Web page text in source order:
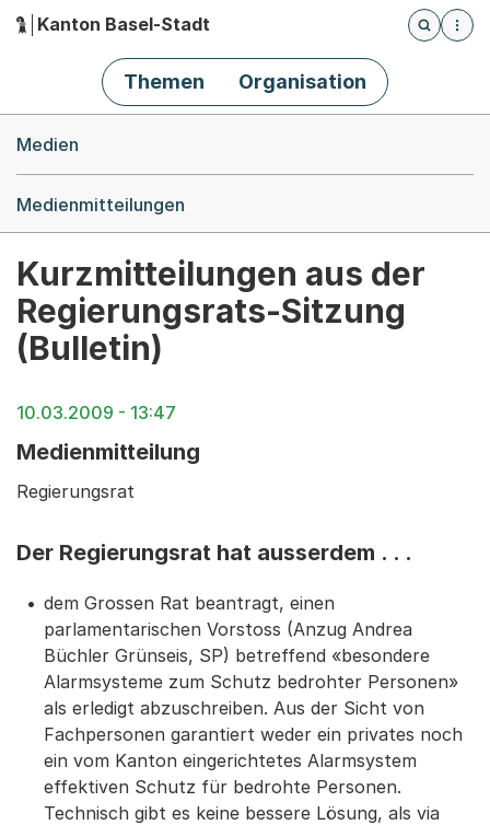
Hauptnavigation
Kanton Basel-Stadt
Öffnet
Themen Organisation
Medien
Medienmitteilungen
Kurzmitteilungen aus der
Regierungsrats-Sitzung
(Bulletin)
10.03.2009 - 13:47
Medienmitteilung
Regierungsrat
Der Regierungsrat hat ausserdem . . .
dem Grossen Rat beantragt, einen
parlamentarischen Vorstoss (Anzug Andrea
Büchler Grünseis, SP) betreffend «besondere
Alarmsysteme zum Schutz bedrohter Personen»
als erledigt abzuschreiben. Aus der Sicht von
Fachpersonen garantiert weder ein privates noch
ein vom Kanton eingerichtetes Alarmsystem
effektiven Schutz für bedrohte Personen.
Technisch gibt es keine bessere Lösung, als via